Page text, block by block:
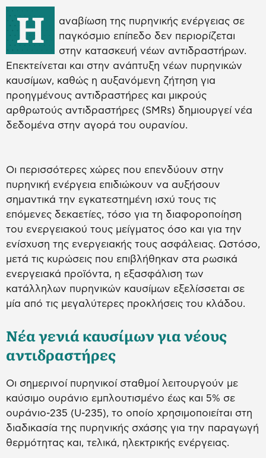
Η
αναβίωση της πυρηνικής ενέργειας σε
παγκόσμιο επίπεδο δεν περιορίζεται
στην κατασκευή νέων αντιδραστήρων.
Επεκτείνεται και στην ανάπτυξη νέων πυρηνικών
καυσίμων, καθώς η αυξανόμενη ζήτηση για
προηγμένους αντιδραστήρες και μικρούς
αρθρωτούς αντιδραστήρες (SMRs) δημιουργεί νέα
δεδομένα στην αγορά του ουρανίου.
Οι περισσότερες χώρες που επενδύουν στην
πυρηνική ενέργεια επιδιώκουν να αυξήσουν
σημαντικά την εγκατεστημένη ισχύ τους τις
επόμενες δεκαετίες, τόσο για τη διαφοροποίηση
του ενεργειακού τους μείγματος όσο και για την
ενίσχυση της ενεργειακής τους ασφάλειας. Ωστόσο,
μετά τις κυρώσεις που επιβλήθηκαν στα ρωσικά
ενεργειακά προϊόντα, η εξασφάλιση των
κατάλληλων πυρηνικών καυσίμων εξελίσσεται σε
μία από τις μεγαλύτερες προκλήσεις του κλάδου.
Νέα γενιά καυσίμων για νέους
αντιδραστήρες
Οι σημερινοί πυρηνικοί σταθμοί λειτουργούν με
καύσιμο ουράνιο εμπλουτισμένο έως και 5% σε
ουράνιο-235 (U-235), το οποίο χρησιμοποιείται στη
διαδικασία της πυρηνικής σχάσης για την παραγωγή
θερμότητας και, τελικά, ηλεκτρικής ενέργειας.